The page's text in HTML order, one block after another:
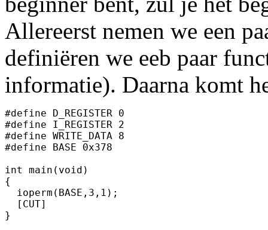
Allereerst nemen we een
definiëren we eeb paar
informatie). Daarna komt
#define D_REGISTER 0
#define I_REGISTER 2
#define WRITE_DATA 8
#define BASE 0x378
int main(void)
{
  ioperm(BASE,3,1);
  [CUT]
}